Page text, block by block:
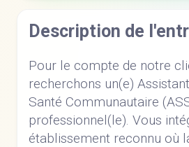
Description de
Pour le compte de notre
recherchons un(e)
Santé Communautaire
professionnel(le). Vous
établissement reconnu où